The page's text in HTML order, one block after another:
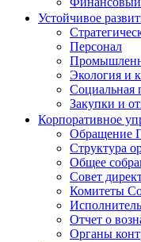
Устойчивое
Персонал
Экология и
Социальная
Закупки и
Корпоративное
Обращение
Структура
Общее
Совет
Комитеты
Отчет о
Органы